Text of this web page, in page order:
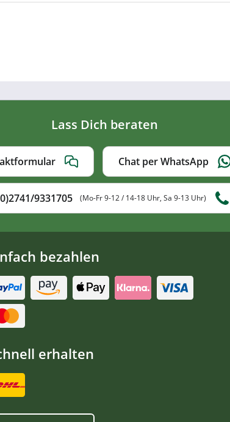
Lass Dich beraten
Chat per WhatsApp
9331705 (Mo-Fr 9-12 / 14-18 Uhr, Sa 9-13 Uhr)
bezahlen
erhalten